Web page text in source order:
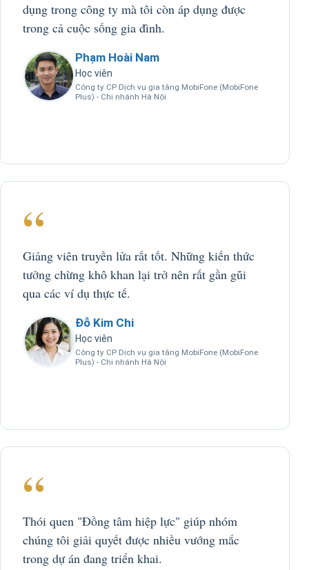
dụng trong công ty mà tôi còn áp dụng được
trong cả cuộc sống gia đình.
Phạm Hoài Nam
Học viên
Công ty CP Dịch vụ gia tăng MobiFone (MobiFone
Plus) - Chi nhánh Hà Nội
“
Giảng viên truyền lửa rất tốt. Những kiến thức
tưởng chừng khô khan lại trở nên rất gần gũi
qua các ví dụ thực tế.
Đỗ Kim Chi
Học viên
Công ty CP Dịch vụ gia tăng MobiFone (MobiFone
Plus) - Chi nhánh Hà Nội
“
Thói quen "Đồng tâm hiệp lực" giúp nhóm
chúng tôi giải quyết được nhiều vướng mắc
trong dự án đang triển khai.